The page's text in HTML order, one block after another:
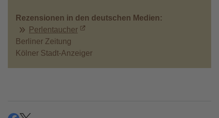
Rezensionen in den deutschen Medien:
Perlentaucher
Berliner Zeitung
Kölner Stadt-Anzeiger